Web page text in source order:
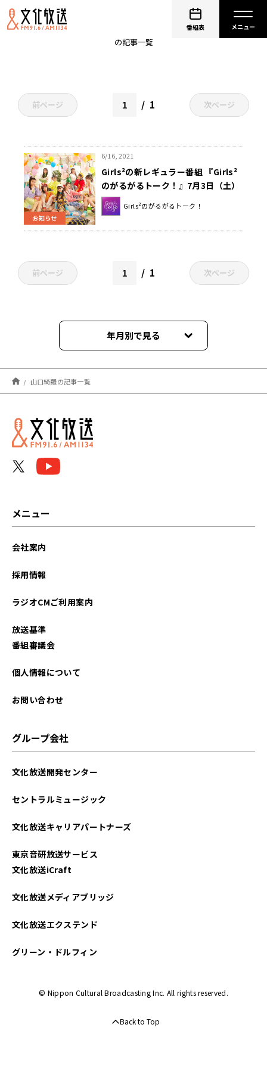
番組表
の記事一覧
前ページ 1 次ページ
お知らせ
6/16, 2021
Girls²の新レギュラー番組 『Girls²
のがるがるトーク！』7月3日（土）
午後6時からスタート！
Girls²のがるがるトーク！
前ページ 1 次ページ
年月別で見る
2026年06月
2026年03月
2025年09月
2022年05月
2021年12月
山口綺羅の記事一覧
メニュー
会社案内
採用情報
ラジオCMご利用案内
放送基準
番組審議会
個人情報について
お問い合わせ
グループ会社
文化放送開発センター
セントラルミュージック
文化放送キャリアパートナーズ
東京音研放送サービス
文化放送iCraft
文化放送メディアブリッジ
文化放送エクステンド
グリーン・ドルフィン
© Nippon Cultural Broadcasting Inc. All rights reserved.
Back to Top